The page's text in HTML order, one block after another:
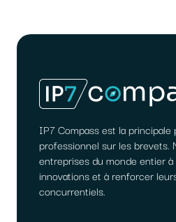
IP7 Compass est la
professionnel sur les brevets.
entreprises du monde entier
innovations et à renforcer
concurrentiels.